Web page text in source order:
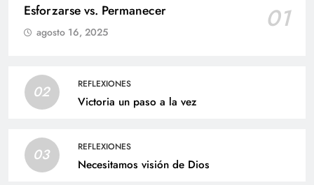
Esforzarse vs. Permanecer 01
agosto 16, 2025
02 REFLEXIONES
Victoria un paso a la vez
03 REFLEXIONES
Necesitamos visión de Dios